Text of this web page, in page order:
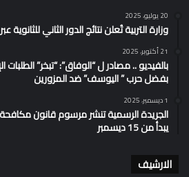
20 يوليو، 2025
وزارة التربية تُعلن نتائج الدور الثاني
21 أكتوبر، 2025
بالفيديو .. مصادر ل “الوفاق”: “تبخر”
بفضل حرب ” اليوسف” ضد المزورين
1 ديسمبر، 2025
الجريدة الرسمية تنشر مرسوم قانون
يبدأ من 15 ديسمبر
الارشيف